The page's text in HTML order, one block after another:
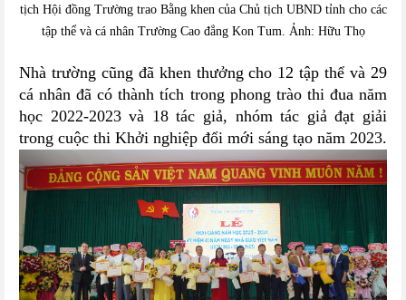
tịch Hội đồng Trường trao Bằng khen của Chủ tịch UBND tỉnh cho các
tập thể và cá nhân Trường Cao đẳng Kon Tum. Ảnh: Hữu Thọ
Nhà trường cũng đã khen thưởng cho 12 tập thể và 29
cá nhân đã có thành tích trong phong trào thi đua năm
học 2022-2023và 18 tác giả, nhóm tác giả đạt giải
trong cuộc thi Khởi nghiệp đổi mới sáng tạo năm 2023.